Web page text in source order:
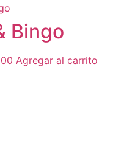
Bingo
Agregar al carrito